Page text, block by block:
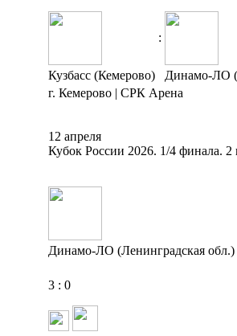
:
Кузбасс (Кемерово)
Динамо-ЛО
г. Кемерово | СРК Арена
12 апреля
Кубок России 2026. 1/4 финала. 2
Динамо-ЛО (Ленинградская обл.)
3 : 0